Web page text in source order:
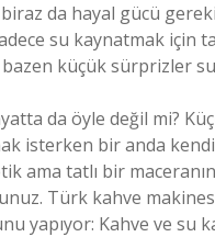
da hayal gücü
su kaynatmak için
küçük sürprizler
da öyle değil mi?
isterken bir anda
ama tatlı bir
Türk kahve
yapıyor: Kahve ve su